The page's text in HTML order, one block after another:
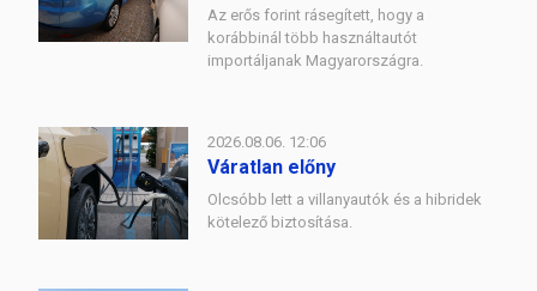
Az erős forint rásegített, hogy a
korábbinál több használtautót
importáljanak Magyarországra.
2026.08.06. 12:06
Váratlan előny
Olcsóbb lett a villanyautók és a hibridek
kötelező biztosítása.